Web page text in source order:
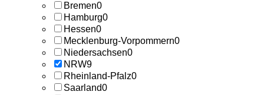
Bremen0
Hamburg0
Hessen0
Mecklenburg-Vorpommern0
Niedersachsen0
NRW9
Rheinland-Pfalz0
Saarland0